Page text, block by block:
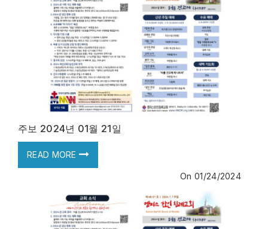
주보 2024년 01월 21일
READ MORE
On 01/24/2024